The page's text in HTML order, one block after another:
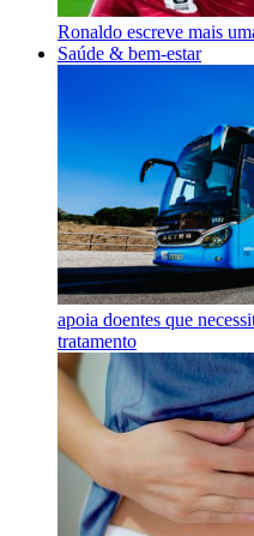
Ronaldo escreve mais
Saúde & bem-estar
apoia doentes que
tratamento